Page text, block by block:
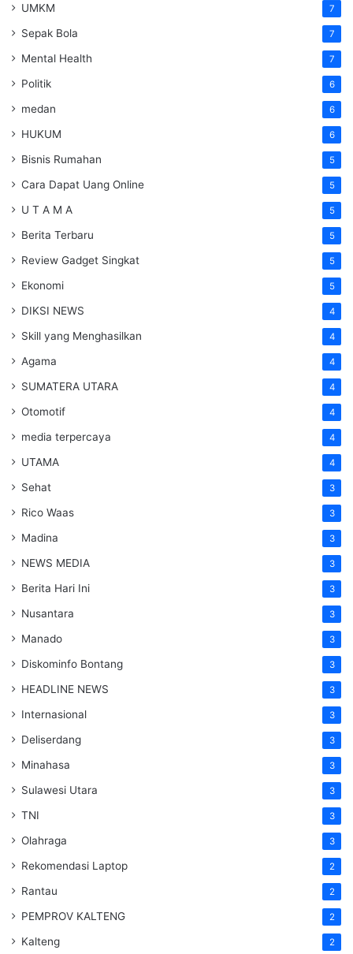
UMKM 7
Sepak Bola 7
Mental Health 7
Politik 6
medan 6
HUKUM 6
Bisnis Rumahan 5
Cara Dapat Uang Online 5
U T A M A 5
Berita Terbaru 5
Review Gadget Singkat 5
Ekonomi 5
DIKSI NEWS 4
Skill yang Menghasilkan 4
Agama 4
SUMATERA UTARA 4
Otomotif 4
media terpercaya 4
UTAMA 4
Sehat 3
Rico Waas 3
Madina 3
NEWS MEDIA 3
Berita Hari Ini 3
Nusantara 3
Manado 3
Diskominfo Bontang 3
HEADLINE NEWS 3
Internasional 3
Deliserdang 3
Minahasa 3
Sulawesi Utara 3
TNI 3
Olahraga 3
Rekomendasi Laptop 2
Rantau 2
PEMPROV KALTENG 2
Kalteng 2